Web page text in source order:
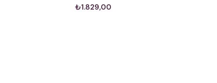
₺1.829,00